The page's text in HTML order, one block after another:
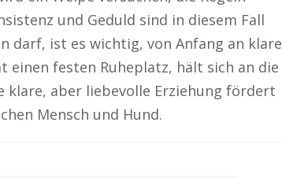
und Geduld sind in diesem Fall
darf, ist es wichtig, von Anfang an klare
einen festen Ruheplatz, hält sich an die
klare, aber liebevolle Erziehung fördert
Mensch und Hund.